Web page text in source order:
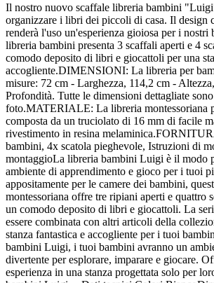
Il nostro nuovo scaffale libreria bambini
organizzare i libri dei piccoli di casa. Il design
renderà l'uso un'esperienza gioiosa per i
libreria bambini presenta 3 scaffali aperti e 4
comodo deposito di libri e giocattoli per una
accogliente.DIMENSIONI: La libreria per
misure: 72 cm - Larghezza, 114,2 cm -
Profondità. Tutte le dimensioni dettagliate
foto.MATERIALE: La libreria montessoriana
composta da un truciolato di 16 mm di facile
rivestimento in resina
bambini, 4x scatola pieghevole, Istruzioni di
montaggioLa libreria bambini Luigi è il modo
ambiente di apprendimento e gioco per i tuoi
appositamente per le camere dei bambini,
montessoriana offre tre ripiani aperti e quattro
un comodo deposito di libri e giocattoli. La
essere combinata con altri articoli della
stanza fantastica e accogliente per i tuoi
bambini Luigi, i tuoi bambini avranno un
divertente per esplorare, imparare e giocare.
esperienza in una stanza progettata solo per